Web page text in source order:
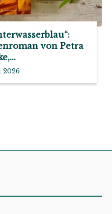
von Petra
2026